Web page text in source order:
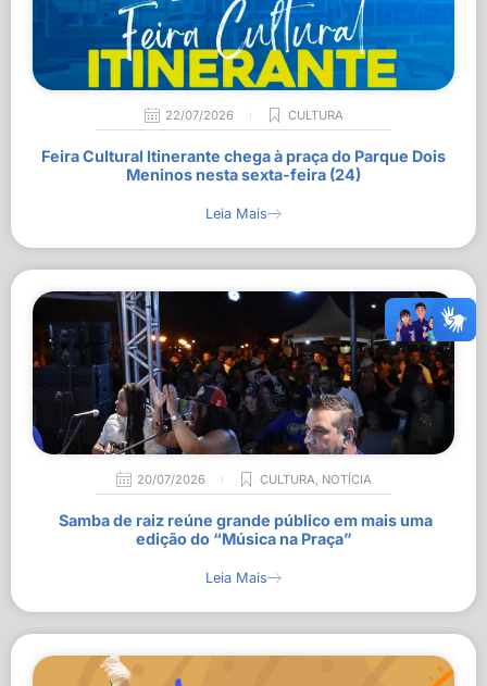
22/07/2026 CULTURA
Feira Cultural Itinerante chega à praça do Parque Dois
Meninos nesta sexta-feira (24)
Leia Mais
20/07/2026 CULTURA, NOTÍCIA
Samba de raiz reúne grande público em mais uma
edição do “Música na Praça”
Leia Mais